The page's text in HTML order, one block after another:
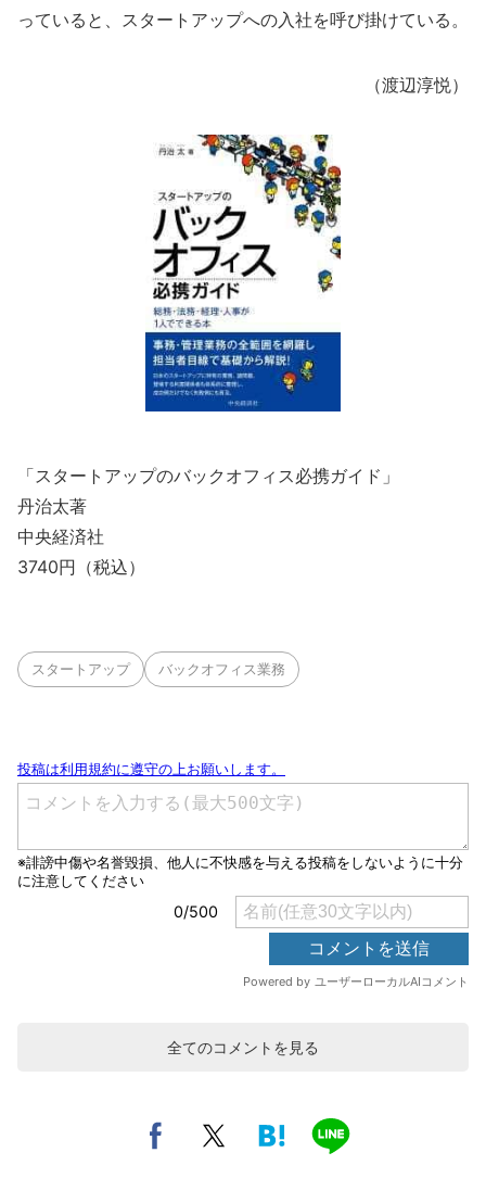
っていると、スタートアップへの入社を呼び掛けている。
（渡辺淳悦）
「スタートアップのバックオフィス必携ガイド」
丹治太著
中央経済社
3740円（税込）
スタートアップ バックオフィス業務
全てのコメントを見る